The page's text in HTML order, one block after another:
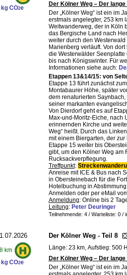
CO2e
Der Kölner Weg – Der
Der „Kölner Weg“ ist ein im
erstmals angelegter, 253 km
Weitwanderweg, der in Köln
das Bergische Land nach
weiter durch den Westerwald
Marienberg verläuft. Von dort
die Westerwälder Seenplatte
bis nach Königswinter. Für
Informationen siehe auch:
Etappen 13&14/15: von
Etappe 13 führt zunächst
Montabaurer Höhe, später
dem renaturierten
seiner markanten
Von Dierdorf geht es auf
Max-und-Moritz-Eiche, nach
erinnernden Kirche und
Weg“ heißt. Durch das
mit einem Biergarten, der
Etappe 15 weiter bis
gibt, um den Kölner Weg am
Rucksackverpflegung.
Treffpunkt:
Anreise mit ICE & Bus nach
in Obersteinebach für die
Hotelbuchung in
Anmelden oder per eMail
Anmeldung: Online bis 2
Leitung: Peter Deuringer
Teilnehmende: 4 / Warteliste: 0 /
km
CO2e
Der Kölner Weg - Teil 8
Länge: 23 km, Aufstieg: 500
Der Kölner Weg – Der
Der „Kölner Weg“ ist ein im